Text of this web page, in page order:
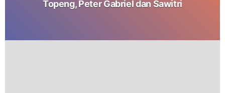
Topeng, Peter Gabriel dan Sawitri